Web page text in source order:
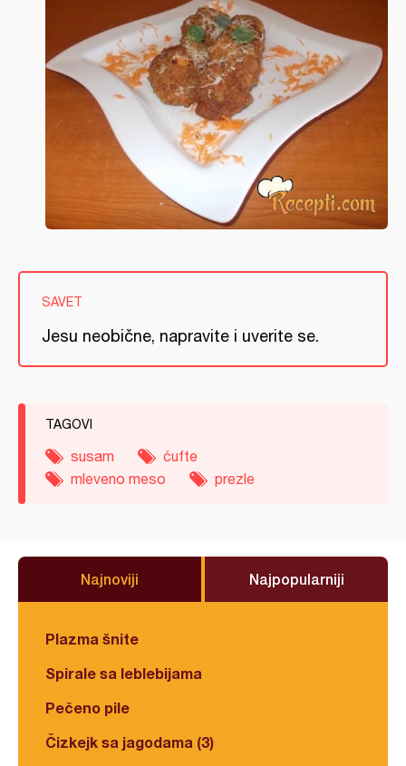
SAVET
Jesu neobične, napravite i uverite se.
TAGOVI
susam
ćufte
mleveno meso
prezle
Najnoviji Najpopularniji
Plazma šnite
Spirale sa leblebijama
Pečeno pile
Čizkejk sa jagodama (3)